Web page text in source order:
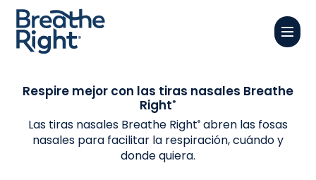
Skip
main
Menu
Respire mejor con las tiras nasales Breathe
Right®
Las tiras nasales Breathe Right® abren las fosas
nasales para facilitar la respiración, cuándo y
donde quiera.
Close